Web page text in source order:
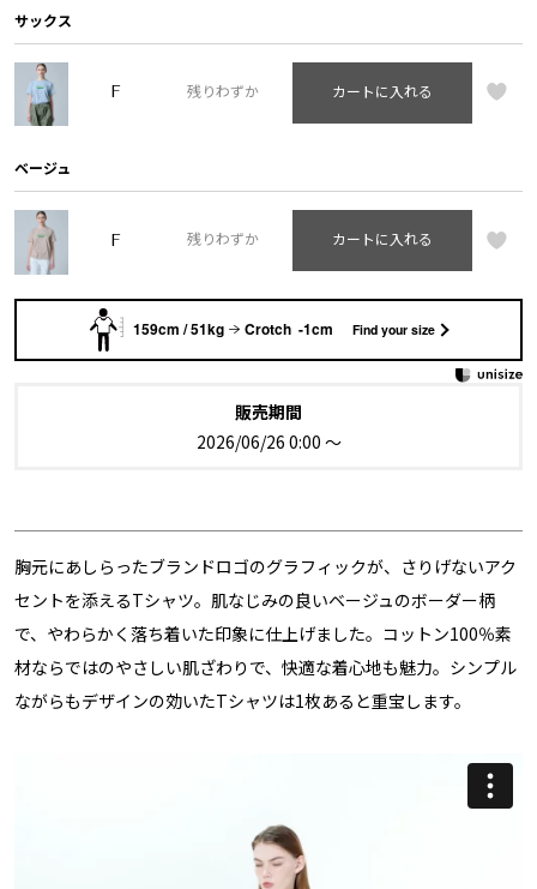
サックス
F 残りわずか カートに入れる
ベージュ
F 残りわずか カートに入れる
159cm / 51kg Crotch -1cm Find your size
販売期間
2026/06/26 0:00 〜
胸元にあしらったブランドロゴのグラフィックが、さりげないアク
セントを添えるTシャツ。肌なじみの良いベージュのボーダー柄
で、やわらかく落ち着いた印象に仕上げました。コットン100％素
材ならではのやさしい肌ざわりで、快適な着心地も魅力。シンプル
ながらもデザインの効いたTシャツは1枚あると重宝します。